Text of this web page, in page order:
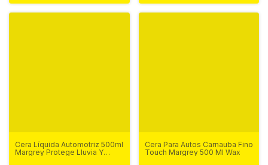
Cera Líquida Automotriz 500ml
Margrey Protege Lluvia Y
Cera Para Autos Carnauba Fino
Touch Margrey 500 Ml Wax